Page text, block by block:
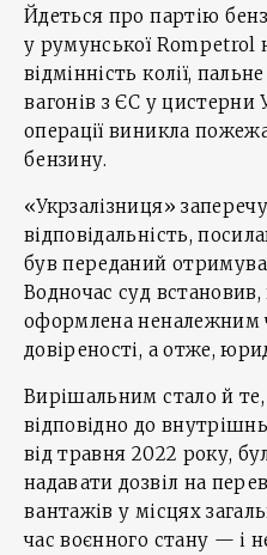
Йдеться про партію
у румунської Rompetrol
відмінність колії,
вагонів з ЄС у цистерни
операції виникла
бензину.
«Укрзалізниця»
відповідальність,
був переданий
Водночас суд
оформлена
довіреності, а отже,
Вирішальним стало й те,
відповідно до
від травня 2022 року,
надавати дозвіл на
вантажів у місцях
час воєнного стану — і